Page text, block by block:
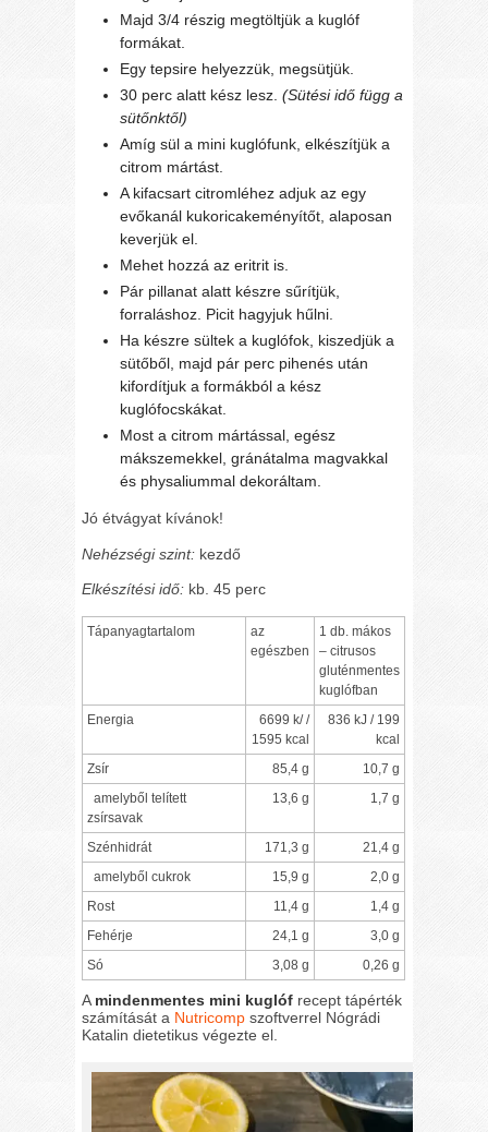
Majd 3/4 részig megtöltjük a kuglóf
formákat.
Egy tepsire helyezzük, megsütjük.
30 perc alatt kész lesz.(Sütési idő függ a
sütőnktől)
Amíg sül a mini kuglófunk, elkészítjük a
citrom mártást.
A kifacsart citromléhez adjuk az egy
evőkanál kukoricakeményítőt, alaposan
keverjük el.
Mehet hozzá az eritrit is.
Pár pillanat alatt készre sűrítjük,
forraláshoz. Picit hagyjuk hűlni.
Ha készre sültek a kuglófok, kiszedjük a
sütőből, majd pár perc pihenés után
kifordítjuk a formákból a kész
kuglófocskákat.
Most a citrom mártással, egész
mákszemekkel, gránátalma magvakkal
és physaliummal dekoráltam.
Jó étvágyat kívánok!
Nehézségi szint: kezdő
Elkészítési idő: kb. 45 perc
Tápanyagtartalom
az
egészben
1 db. mákos
– citrusos
gluténmentes
kuglófban
Energia
6699 k/ /
1595 kcal
836 kJ / 199
kcal
Zsír
85,4 g
10,7 g
amelyből telített
zsírsavak
13,6 g 1,7 g
Szénhidrát 171,3 g
21,4 g
amelyből cukrok
15,9 g
2,0 g
Rost
11,4 g
1,4 g
Fehérje
24,1 g
3,0 g
Só
3,08 g 0,26 g
A mindenmentes mini kuglóf recept tápérték
számítását a Nutricomp szoftverrel Nógrádi
Katalin dietetikus végezte el.